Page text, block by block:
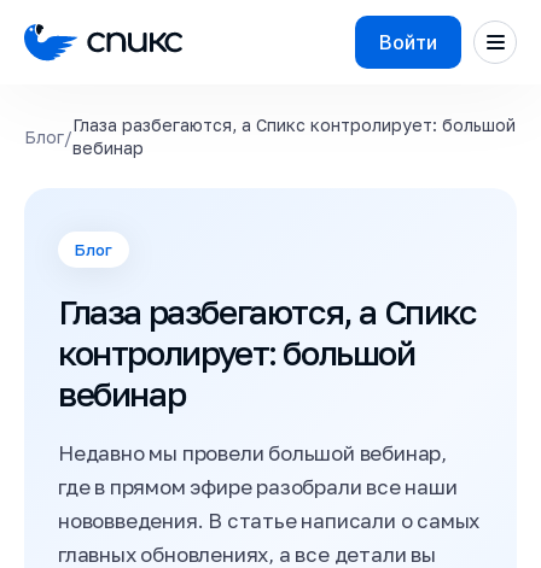
Войти
Блог/
Глаза разбегаются, а Спикс контролирует: большой
вебинар
Блог
Глаза разбегаются, а Спикс
контролирует: большой
вебинар
Недавно мы провели большой вебинар,
где в прямом эфире разобрали все наши
нововведения. В статье написали о самых
главных обновлениях, а все детали вы